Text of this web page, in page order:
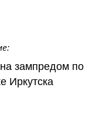
зампредом по
Иркутска